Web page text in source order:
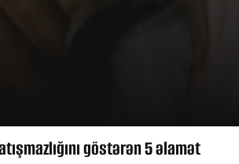
göstərən 5 əlamət